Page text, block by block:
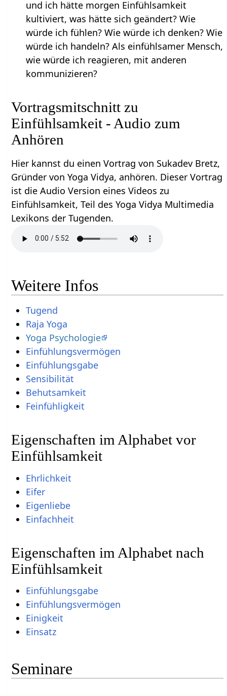
und ich hätte morgen Einfühlsamkeit
kultiviert, was hätte sich geändert? Wie
würde ich fühlen? Wie würde ich denken? Wie
würde ich handeln? Als einfühlsamer Mensch,
wie würde ich reagieren, mit anderen
kommunizieren?
Vortragsmitschnitt zu
Einfühlsamkeit - Audio zum
Anhören
Hier kannst du einen Vortrag von Sukadev Bretz,
Gründer von Yoga Vidya, anhören. Dieser Vortrag
ist die Audio Version eines Videos zu
Einfühlsamkeit, Teil des Yoga Vidya Multimedia
Lexikons der Tugenden.
Weitere Infos
Tugend
Raja Yoga
Yoga Psychologie
Einfühlungsvermögen
Einfühlungsgabe
Sensibilität
Behutsamkeit
Feinfühligkeit
Eigenschaften im Alphabet vor
Einfühlsamkeit
Ehrlichkeit
Eifer
Eigenliebe
Einfachheit
Eigenschaften im Alphabet nach
Einfühlsamkeit
Einfühlungsgabe
Einfühlungsvermögen
Einigkeit
Einsatz
Seminare